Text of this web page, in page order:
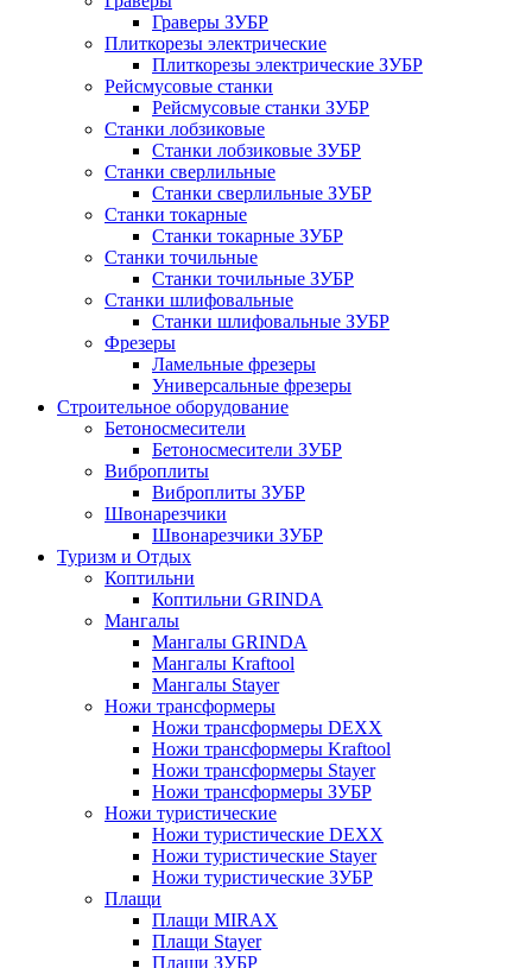
Граверы ЗУБР
Плиткорезы электрические
Плиткорезы электрические ЗУБР
Рейсмусовые станки
Рейсмусовые станки ЗУБР
Станки лобзиковые
Станки лобзиковые ЗУБР
Станки сверлильные
Станки сверлильные ЗУБР
Станки токарные
Станки токарные ЗУБР
Станки точильные
Станки точильные ЗУБР
Станки шлифовальные
Станки шлифовальные ЗУБР
Фрезеры
Ламельные фрезеры
Универсальные фрезеры
Строительное оборудование
Бетоносмесители
Бетоносмесители ЗУБР
Виброплиты
Виброплиты ЗУБР
Швонарезчики
Швонарезчики ЗУБР
Туризм и Отдых
Коптильни
Коптильни GRINDA
Мангалы
Мангалы GRINDA
Мангалы Kraftool
Мангалы Stayer
Ножи трансформеры
Ножи трансформеры DEXX
Ножи трансформеры Kraftool
Ножи трансформеры Stayer
Ножи трансформеры ЗУБР
Ножи туристические
Ножи туристические DEXX
Ножи туристические Stayer
Ножи туристические ЗУБР
Плащи
Плащи MIRAX
Плащи Stayer
Плащи ЗУБР